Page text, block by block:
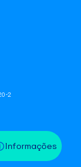
Informações
2